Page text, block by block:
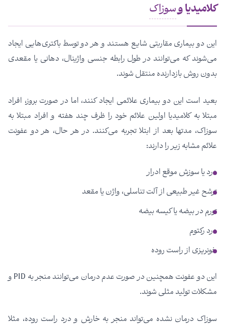
کلامیدیا وسوزاک
این دو بیماری مقاربتی شایع هستند و هر دو توسط باکتری‌هایی ایجاد
می‌شوند که می‌توانند در طول رابطه جنسی واژینال، دهانی یا مقعدی
بدون روش بازدارنده منتقل شوند.
بعید است این دو بیماری علائمی ایجاد کنند، اما در صورت بروز، افراد
مبتلا به کلامیدیا اولین علائم خود را ظرف چند هفته و افراد مبتلا به
سوزاک، مدتها بعد از ابتلا تجربه می‌کنند. در هر حال، هر دو عفونت
علائم مشابه زیر را دارند:
درد یا سوزش موقع ادرار
ترشح غیر طبیعی از آلت تناسلی، واژن یا مقعد
تورم در بیضه یا کیسه بیضه
درد رکتوم
خونریزی از راست روده
این دو عفونت همچنین در صورت عدم درمان می‌توانند منجر به PID و
مشکلات تولید مثلی شوند.
سوزاک درمان نشده می‌تواند منجر به خارش و درد راست روده، مثلا